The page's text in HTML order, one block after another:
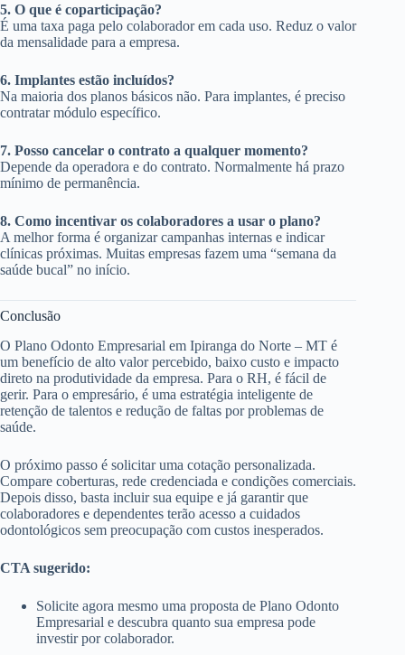
5. O que é coparticipação?
É uma taxa paga pelo colaborador em cada uso. Reduz o valor
da mensalidade para a empresa.
6. Implantes estão incluídos?
Na maioria dos planos básicos não. Para implantes, é preciso
contratar módulo específico.
7. Posso cancelar o contrato a qualquer momento?
Depende da operadora e do contrato. Normalmente há prazo
mínimo de permanência.
8. Como incentivar os colaboradores a usar o plano?
A melhor forma é organizar campanhas internas e indicar
clínicas próximas. Muitas empresas fazem uma “semana da
saúde bucal” no início.
Conclusão
O Plano Odonto Empresarial em Ipiranga do Norte – MT é
um benefício de alto valor percebido, baixo custo e impacto
direto na produtividade da empresa. Para o RH, é fácil de
gerir. Para o empresário, é uma estratégia inteligente de
retenção de talentos e redução de faltas por problemas de
saúde.
O próximo passo é solicitar uma cotação personalizada.
Compare coberturas, rede credenciada e condições comerciais.
Depois disso, basta incluir sua equipe e já garantir que
colaboradores e dependentes terão acesso a cuidados
odontológicos sem preocupação com custos inesperados.
CTA sugerido:
Solicite agora mesmo uma proposta de Plano Odonto
Empresarial e descubra quanto sua empresa pode
investir por colaborador.